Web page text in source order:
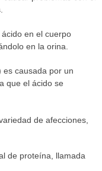
en el cuerpo
en la orina.
es causada por un
que el ácido se
de afecciones,
de proteína, llamada